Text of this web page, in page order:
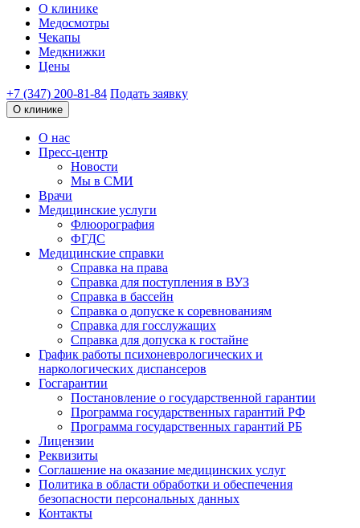
О клинике
Медосмотры
Чекапы
Медкнижки
Цены
+7 (347) 200-81-84 Подать заявку
О клинике
О нас
Пресс-центр
Новости
Мы в СМИ
Врачи
Медицинские услуги
Флюорография
ФГДС
Медицинские справки
Справка на права
Справка для поступления в ВУЗ
Справка в бассейн
Справка о допуске к соревнованиям
Справка для госслужащих
Справка для допуска к гостайне
График работы психоневрологических и
наркологических диспансеров
Госгарантии
Постановление о государственной гарантии
Программа государственных гарантий РФ
Программа государственных гарантий РБ
Лицензии
Реквизиты
Соглашение на оказание медицинских услуг
Политика в области обработки и обеспечения
безопасности персональных данных
Контакты